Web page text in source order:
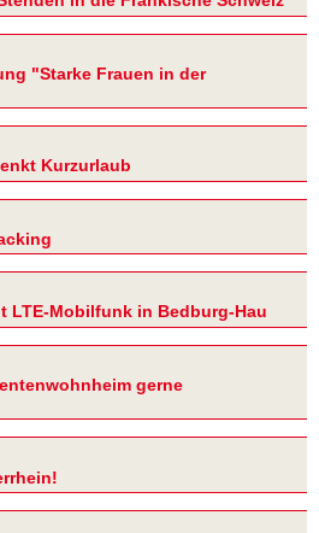
"Starke Frauen in der
Kurzurlaub
LTE-Mobilfunk in Bedburg-Hau
gerne